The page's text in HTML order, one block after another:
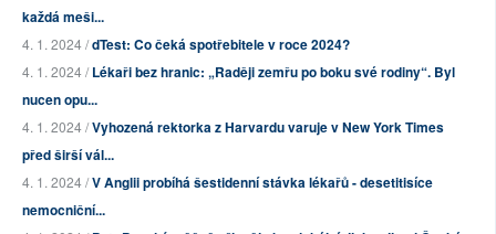
každá meši...
4. 1. 2024 /dTest: Co čeká spotřebitele v roce 2024?
4. 1. 2024 /Lékaři bez hranic: „Raději zemřu po boku své rodiny“. Byl
nucen opu...
4. 1. 2024 /Vyhozená rektorka z Harvardu varuje v New York Times
před širší vál...
4. 1. 2024 /V Anglii probíhá šestidenní stávka lékařů - desetitisíce
nemocniční...